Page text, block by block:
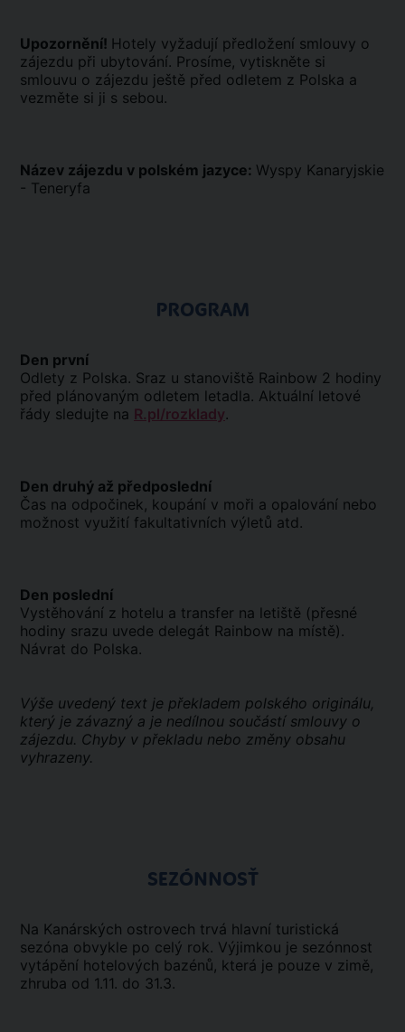
Upozornění! Hotely vyžadují předložení smlouvy o
zájezdu při ubytování. Prosíme, vytiskněte si
smlouvu o zájezdu ještě před odletem z Polska a
vezměte si ji s sebou.
Název zájezdu v polském jazyce: Wyspy Kanaryjskie
- Teneryfa
PROGRAM
Den první
Odlety z Polska. Sraz u stanoviště Rainbow 2 hodiny
před plánovaným odletem letadla. Aktuální letové
řády sledujte na R.pl/rozklady.
Den druhý až předposlední
Čas na odpočinek, koupání v moři a opalování nebo
možnost využití fakultativních výletů atd.
Den poslední
Vystěhování z hotelu a transfer na letiště (přesné
hodiny srazu uvede delegát Rainbow na místě).
Návrat do Polska.
Výše uvedený text je překladem polského originálu,
který je závazný a je nedílnou součástí smlouvy o
zájezdu. Chyby v překladu nebo změny obsahu
vyhrazeny.
SEZÓNNOSŤ
Na Kanárských ostrovech trvá hlavní turistická
sezóna obvykle po celý rok. Výjimkou je sezónnost
vytápění hotelových bazénů, která je pouze v zimě,
zhruba od 1.11. do 31.3.